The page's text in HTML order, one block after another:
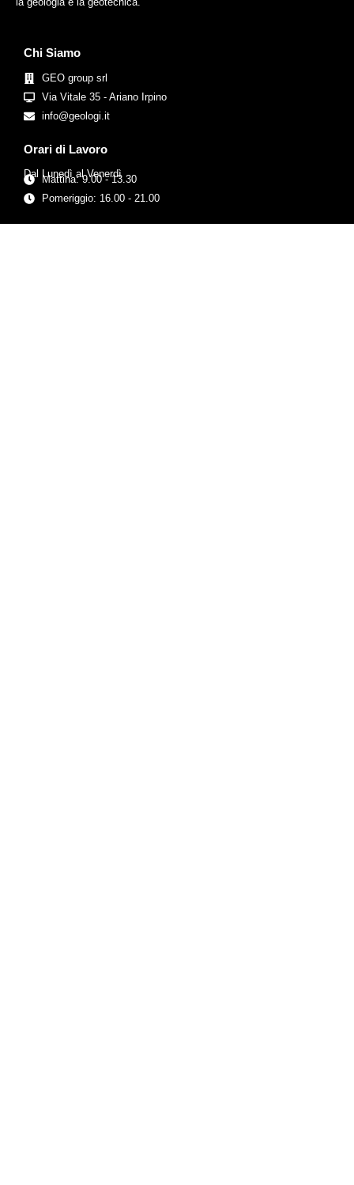
Chi Siamo
GEO group srl
Via Vitale 35 - Ariano Irpino
info@geologi.it
Orari di Lavoro
Dal Lunedì al Venerdì
Mattina: 9.00 - 13.30
Pomeriggio: 16.00 - 21.00